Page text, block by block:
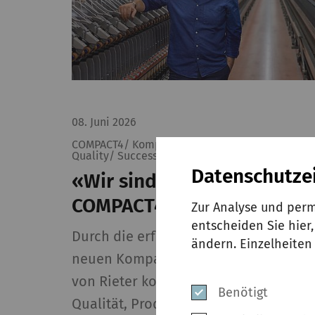
08. Juni 2026
COMPACT4/ Kompaktspinnen/ Produktivität/
Quality/ Success Story
«Wir sind begeistert von
COMPACT4»
Durch die erfolgreiche Integration der
neuen Kompaktierlösung COMPACT4
von Rieter konnte Burteks Tekstil seine
Qualität, Produktivität und
Zur Analyse und
entscheiden Sie
ändern.
Benötigt